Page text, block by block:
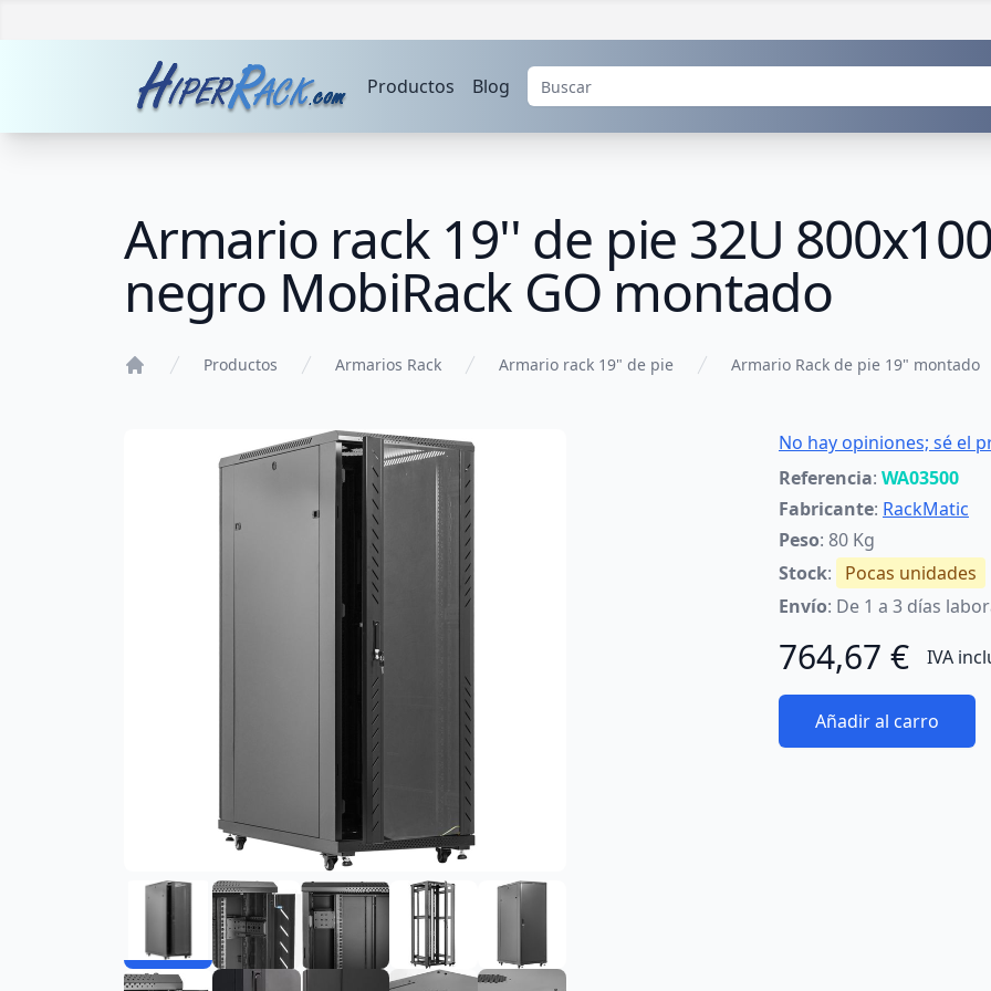
Productos Blog
Armario rack 19'' de pie 32U
negro MobiRack GO montado
Productos Armarios Rack Armario rack 19" de pie Armario Rack de pie 19" montado
No hay opiniones; sé el
Referencia: WA03500
Fabricante: RackMatic
Peso: 80 Kg
Stock:
Pocas unidades
Envío: De 1 a 3 días
764,67 € IVA
Añadir al carro